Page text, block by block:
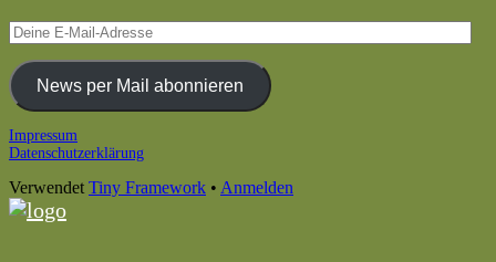
Deine
E-
Mail-
AdresseNews per Mail abonnieren
Footer
Impressum
Datenschutzerklärung
Verwendet Tiny Framework • Anmelden